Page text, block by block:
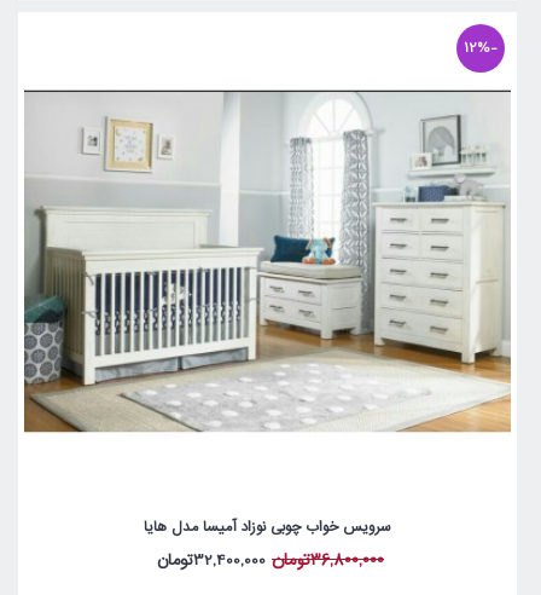
-12%
سرویس خواب چوبی نوزاد آمیسا مدل هایا
36,800,000تومان 32,400,000تومان